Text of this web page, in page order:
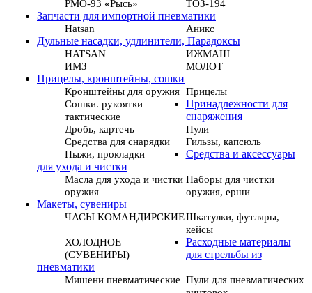
РМО-93 «Рысь»
ТОЗ-194
Запчасти для импортной пневматики
Hatsan
Аникс
Дульные насадки, удлинители, Парадоксы
HATSAN
ИЖМАШ
ИМЗ
МОЛОТ
Прицелы, кронштейны, сошки
Кронштейны для оружия Прицелы
Сошки. рукоятки
тактические
Принадлежности для
снаряжения
Дробь, картечь
Пули
Средства для снарядки
Гильзы, капсюль
Пыжи, прокладки
Средства и аксессуары
для ухода и чистки
Масла для ухода и чистки
оружия
Наборы для чистки
оружия, ерши
Макеты, сувениры
ЧАСЫ КОМАНДИРСКИЕШкатулки, футляры,
кейсы
ХОЛОДНОЕ
(СУВЕНИРЫ)
Расходные материалы
для стрельбы из
пневматики
Мишени пневматические Пули для пневматических